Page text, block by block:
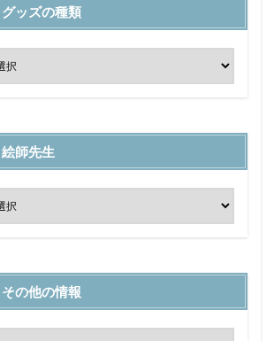
ッズの種類
師先生
の他の情報